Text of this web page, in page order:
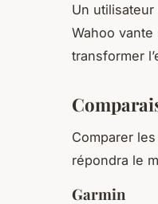
Un utilisateur
Wahoo
transformer
Comparer les
répondra le
Garmin